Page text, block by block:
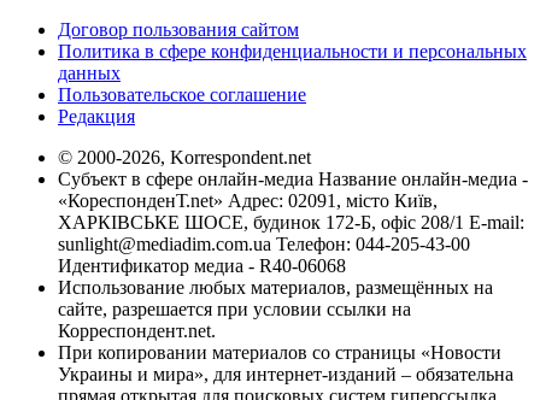
Договор пользования сайтом
Политика в сфере конфиденциальности и персональных
данных
Пользовательское соглашение
Редакция
© 2000-2026, Korrespondent.net
Субъект в сфере онлайн-медиа Название онлайн-медиа -
«КореспонденТ.net» Адрес: 02091, місто Київ,
ХАРКІВСЬКЕ ШОСЕ, будинок 172-Б, офіс 208/1 E-mail:
sunlight@mediadim.com.ua Телефон: 044-205-43-00
Идентификатор медиа - R40-06068
Использование любых материалов, размещённых на
сайте, разрешается при условии ссылки на
Корреспондент.net.
При копировании материалов со страницы «Новости
Украины и мира», для интернет-изданий – обязательна
прямая открытая для поисковых систем гиперссылка.